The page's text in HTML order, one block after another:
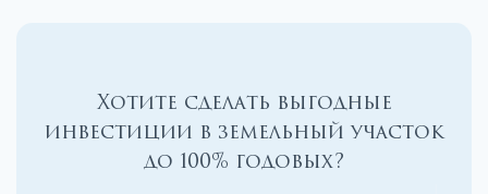
Хотите сделать выгодные
инвестиции в земельный участок
до 100% годовых?